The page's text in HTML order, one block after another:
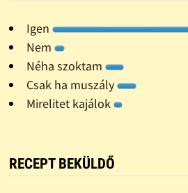
Igen
Nem
Néha szoktam
Csak ha muszály
Mirelitet kajálok
RECEPT BEKÜLDŐ